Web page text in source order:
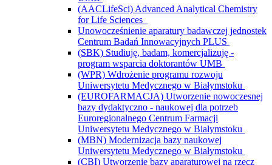
(AACLifeSci) Advanced Analytical Chemistry
for Life Sciences
Unowocześnienie aparatury badawczej jednostek
Centrum Badań Innowacyjnych PLUS
(SBK) Studiuję, badam, komercjalizuję -
program wsparcia doktorantów UMB
(WPR) Wdrożenie programu rozwoju
Uniwersytetu Medycznego w Białymstoku
(EUROFARMACJA) Utworzenie nowoczesnej
bazy dydaktyczno - naukowej dla potrzeb
Euroregionalnego Centrum Farmacji
Uniwersytetu Medycznego w Białymstoku
(MBN) Modernizacja bazy naukowej
Uniwersytetu Medycznego w Białymstoku
(CBI) Utworzenie bazy aparaturowej na rzecz